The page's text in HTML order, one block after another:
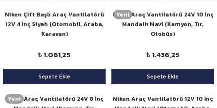
Niken Çift Başlı Araç Vantilatörü
12V 4 İnç Siyah (Otomobil, Araba,
Karavan)
₺ 1.061,25
Sepete Ekle
Yeni
Niken Araç Vantilatörü 24V 10 İnç
Mandallı Mavi (Kamyon, Tır,
Otobüs)
₺ 1.436,25
Sepete Ekle
Yeni
Niken Araç Vantilatörü 24V 8 İnç
Niken Araç Vantilatörü 12V 10 İnç